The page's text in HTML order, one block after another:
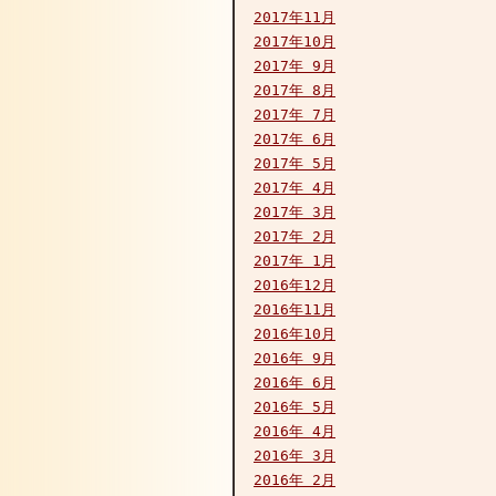
2017年11月
2017年10月
2017年 9月
2017年 8月
2017年 7月
2017年 6月
2017年 5月
2017年 4月
2017年 3月
2017年 2月
2017年 1月
2016年12月
2016年11月
2016年10月
2016年 9月
2016年 6月
2016年 5月
2016年 4月
2016年 3月
2016年 2月